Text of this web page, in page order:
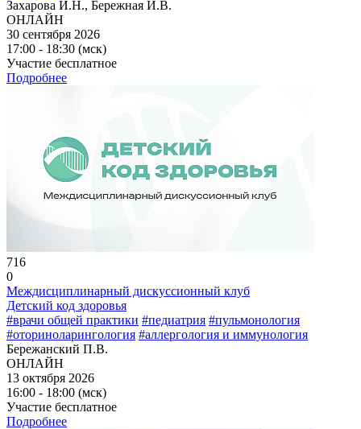
Захарова И.Н., Бережная И.В.
ОНЛАЙН
30 сентября 2026
17:00 - 18:30 (мск)
Участие бесплатное
Подробнее
716
0
Междисциплинарный дискуссионный клуб
Детский код здоровья
#врачи общей практики #педиатрия #пульмонология
#оториноларингология #аллергология и иммунология
Бережанский П.В.
ОНЛАЙН
13 октября 2026
16:00 - 18:00 (мск)
Участие бесплатное
Подробнее